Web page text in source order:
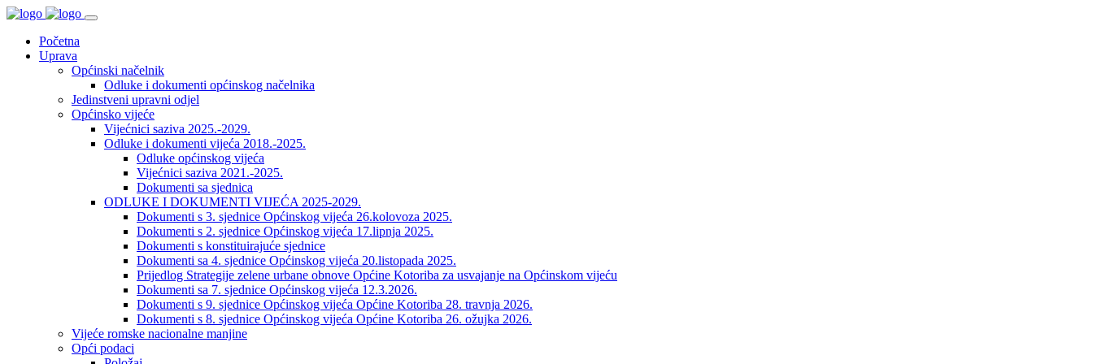
Početna
Uprava
Općinski načelnik
Odluke i dokumenti općinskog načelnika
Jedinstveni upravni odjel
Općinsko vijeće
Vijećnici saziva 2025.-2029.
Odluke i dokumenti vijeća 2018.-2025.
Odluke općinskog vijeća
Vijećnici saziva 2021.-2025.
Dokumenti sa sjednica
ODLUKE I DOKUMENTI VIJEĆA 2025-2029.
Dokumenti s 3. sjednice Općinskog vijeća 26.kolovoza 2025.
Dokumenti s 2. sjednice Općinskog vijeća 17.lipnja 2025.
Dokumenti s konstituirajuće sjednice
Dokumenti sa 4. sjednice Općinskog vijeća 20.listopada 2025.
Prijedlog Strategije zelene urbane obnove Općine Kotoriba za usvajanje na Općinskom vijeću
Dokumenti sa 7. sjednice Općinskog vijeća 12.3.2026.
Dokumenti s 9. sjednice Općinskog vijeća Općine Kotoriba 28. travnja 2026.
Dokumenti s 8. sjednice Općinskog vijeća Općine Kotoriba 26. ožujka 2026.
Vijeće romske nacionalne manjine
Opći podaci